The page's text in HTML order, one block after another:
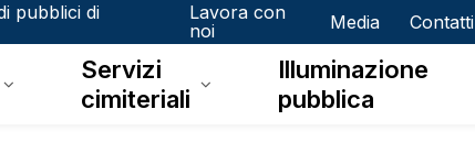
pubblici di
Lavora con
noi
Media Contatti
Servizi
cimiteriali
Illuminazione
pubblica